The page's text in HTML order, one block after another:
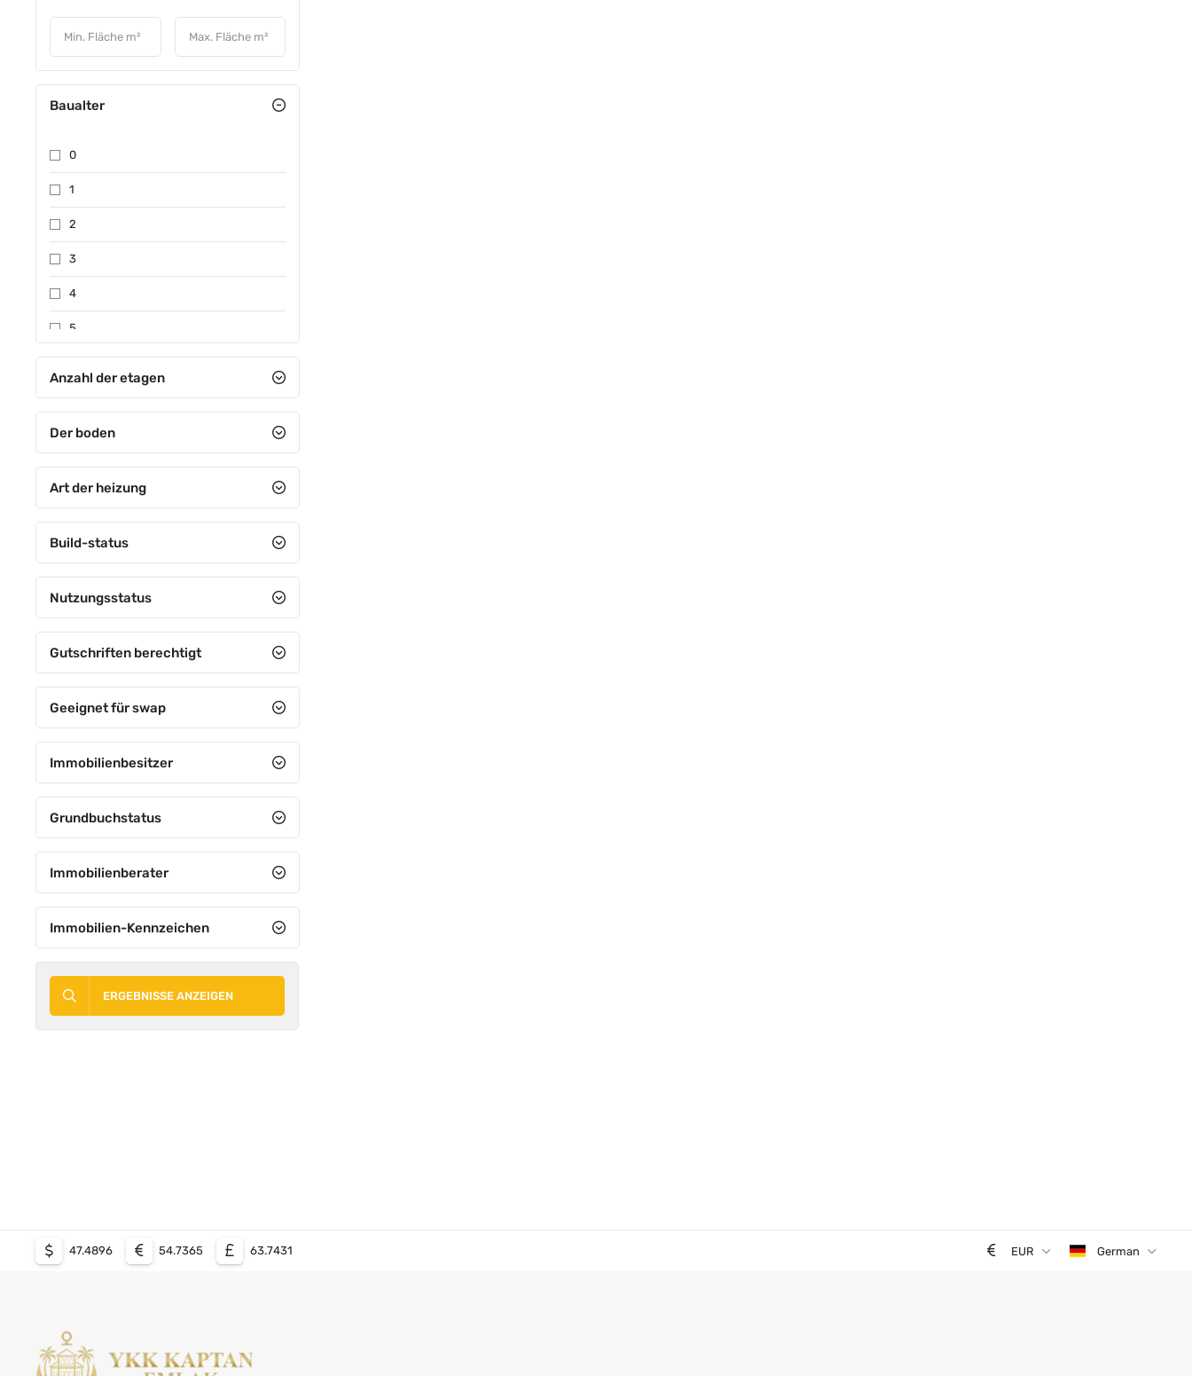
Baualter
0
1
2
3
4
5
Zwischen 11-15
Zwischen 16-20
Zwischen 21-25
31 und mehr
Anzahl der etagen
Der boden
Art der heizung
Build-status
Nutzungsstatus
Gutschriften berechtigt
Geeignet für swap
Immobilienbesitzer
Grundbuchstatus
Immobilienberater
Immobilien-Kennzeichen
ERGEBNISSE ANZEIGEN
47.4896 54.7365 63.7431 EUR German